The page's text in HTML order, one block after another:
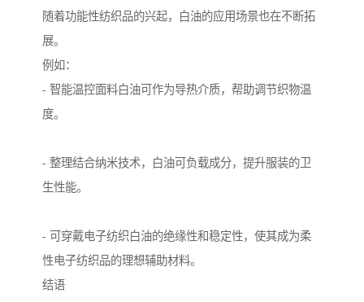
随着功能性纺织品的兴起，白油的应用场景也在不断拓
展。
例如：
- 智能温控面料白油可作为导热介质，帮助调节织物温
度。
- 整理结合纳米技术，白油可负载成分，提升服装的卫
生性能。
- 可穿戴电子纺织白油的绝缘性和稳定性，使其成为柔
性电子纺织品的理想辅助材料。
结语